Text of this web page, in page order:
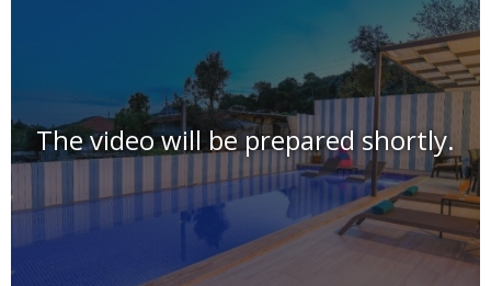
The video will be prepared shortly.